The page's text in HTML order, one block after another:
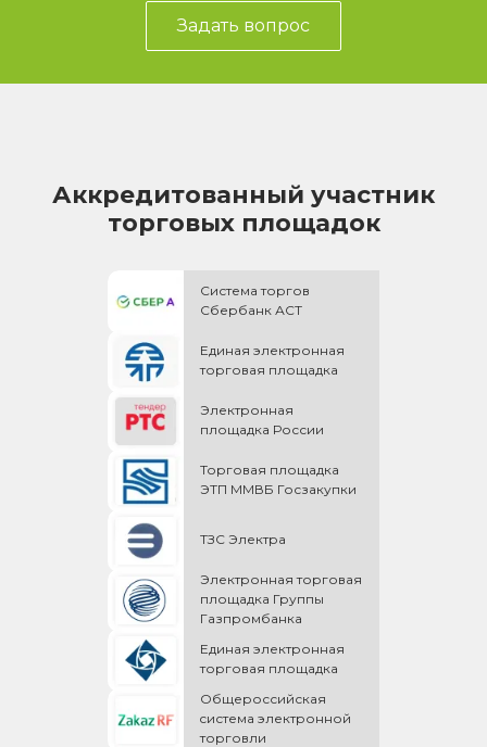
Задать вопрос
Аккредитованный участник
торговых площадок
Система торгов
Сбербанк АСТ
Единая электронная
торговая площадка
Электронная
площадка России
Торговая площадка
ЭТП ММВБ Госзакупки
ТЗС Электра
Электронная торговая
площадка Группы
Газпромбанка
Единая электронная
торговая площадка
Общероссийская
cистема электронной
торговли